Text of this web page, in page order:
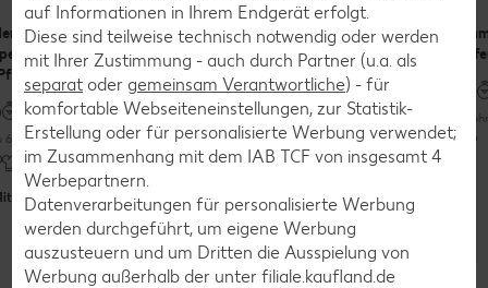
60 Minuten
Raffiniert
Video
Böhmischer
Sahne-
Rinderbraten
(Svíčková)
Mehr als 60 Minuten
Raffiniert
Entenbrust
mit
Nusscrunch,
Spitzkohl und
Schupfnudeln
Raffiniert
Weitere Rezepte entdecken
auf Informationen in Ihrem Endgerät erfolgt.
Diese sind teilweise technisch notwendig oder werden
mit Ihrer Zustimmung - auch durch Partner (u.a. als
separat oder gemeinsam Verantwortliche) - für
komfortable Webseiteneinstellungen, zur Statistik-
Erstellung oder für personalisierte Werbung verwendet;
im Zusammenhang mit dem IAB TCF von insgesamt 4
Werbepartnern.
Datenverarbeitungen für personalisierte Werbung
werden durchgeführt, um eigene Werbung
auszusteuern und um Dritten die Ausspielung von
Werbung außerhalb der unter filiale.kaufland.de